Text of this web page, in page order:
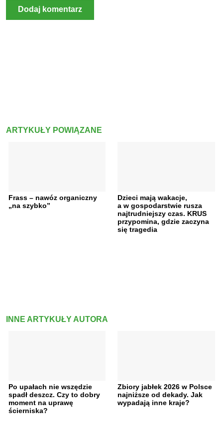
ARTYKUŁY POWIĄZANE
Frass – nawóz organiczny
„na szybko”
Dzieci mają wakacje,
a w gospodarstwie rusza
najtrudniejszy czas. KRUS
przypomina, gdzie zaczyna
się tragedia
INNE ARTYKUŁY AUTORA
Po upałach nie wszędzie
spadł deszcz. Czy to dobry
moment na uprawę
ścierniska?
Zbiory jabłek 2026 w Polsce
najniższe od dekady. Jak
wypadają inne kraje?